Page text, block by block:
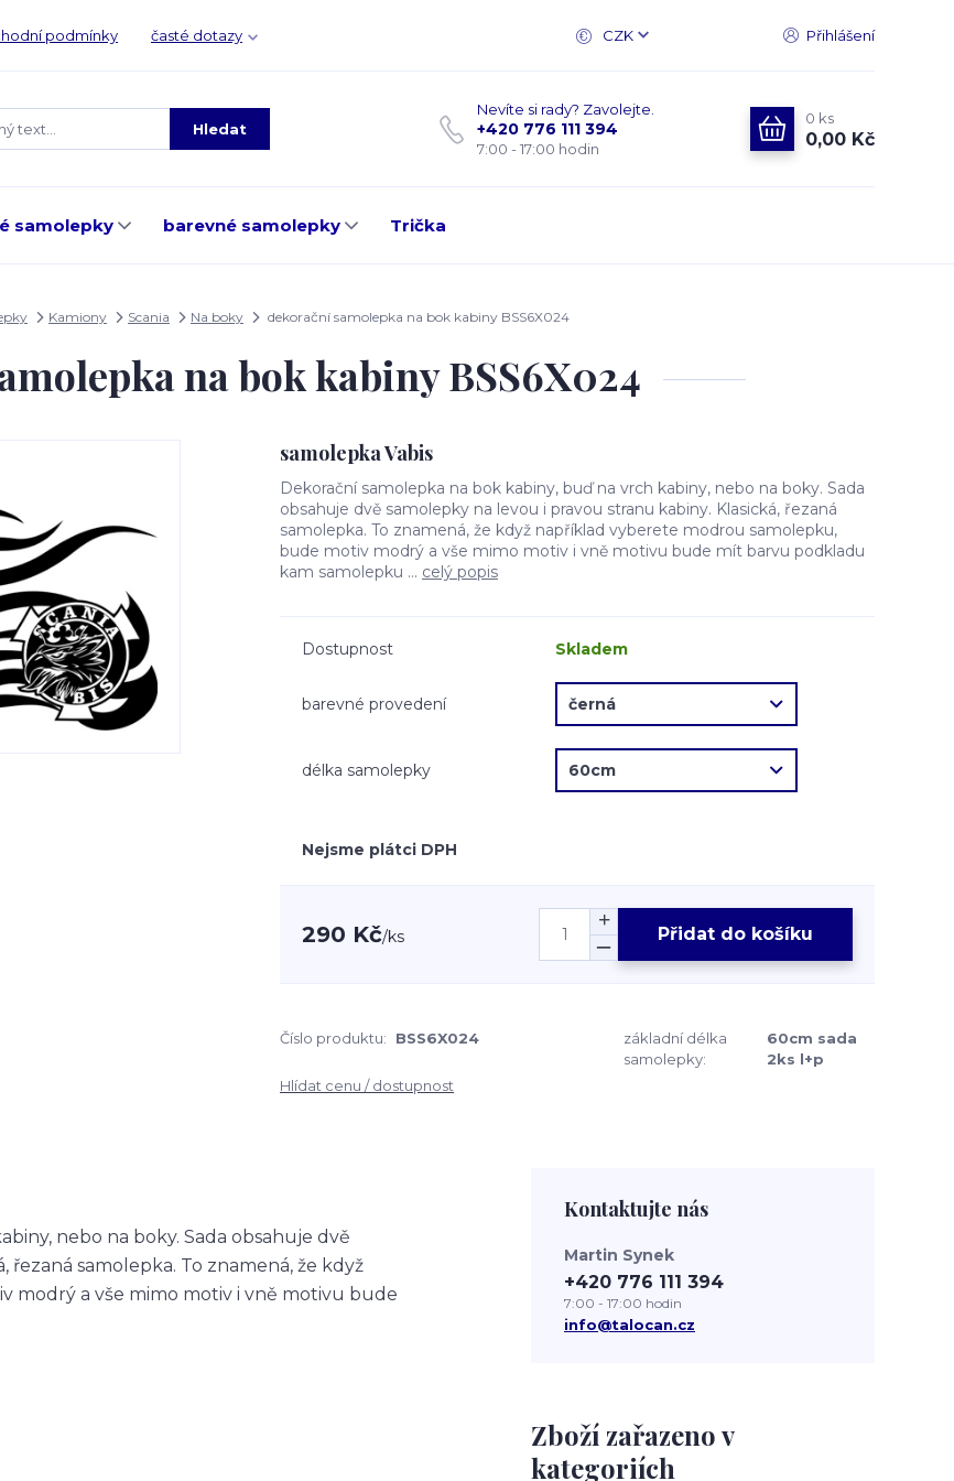
podmínky časté dotazy CZK Přihlášení
Hledat
Nevíte si rady? Zavolejte.
+420 776 111 394
7:00 - 17:00 hodin
0 ks
0,00 Kč
samolepky barevné samolepky Trička
Kamiony Scania Na boky dekorační samolepka na bok kabiny BSS6X024
na bok kabiny BSS6X024
samolepka Vabis
Dekorační samolepka na bok kabiny, buď na vrch kabiny, nebo na boky. Sada
obsahuje dvě samolepky na levou i pravou stranu kabiny. Klasická, řezaná
samolepka. To znamená, že když například vyberete modrou samolepku,
bude motiv modrý a vše mimo motiv i vně motivu bude mít barvu podkladu
kam samolepku ... celý popis
Dostupnost Skladem
barevné provedení
délka samolepky
Nejsme plátci DPH
290 Kč/ks Přidat do košíku
Číslo produktu: BSS6X024
základní délka
samolepky:
60cm sada
2ks l+p
Hlídat cenu / dostupnost
nebo na boky. Sada obsahuje dvě
samolepka. To znamená, že když
modrý a vše mimo motiv i vně motivu bude
Zboží zařazeno v
kategoriích
Kontaktujte nás
Martin Synek
+420 776 111 394
7:00 - 17:00 hodin
info@talocan.cz